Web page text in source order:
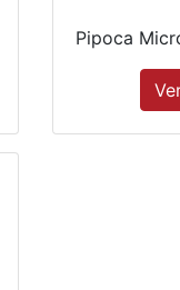
Pipoca